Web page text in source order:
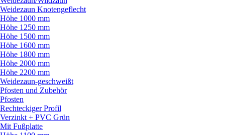
Weidezaun Knotengeflecht
Höhe 1000 mm
Höhe 1250 mm
Höhe 1500 mm
Höhe 1600 mm
Höhe 1800 mm
Höhe 2000 mm
Höhe 2200 mm
Weidezaun-geschweißt
Pfosten und Zubehör
Pfosten
Rechteckiger Profil
Verzinkt + PVC Grün
Mit Fußplatte